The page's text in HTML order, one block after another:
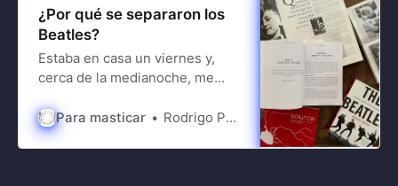
¿Por qué se separaron los
Beatles?
Estaba en casa un viernes y,
cerca de la medianoche, me
tres biografías de los Beatles
simultáneamente. ¿Por qué se
Para masticar Rodrigo Ponce de León